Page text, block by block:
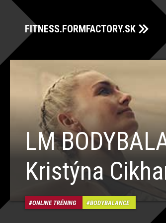
FITNESS.FORMFACTORY.SK
LM
Kristýna
ONLINE TRÉNING BODYBALANCE